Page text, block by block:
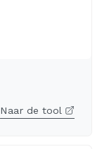
Naar de tool